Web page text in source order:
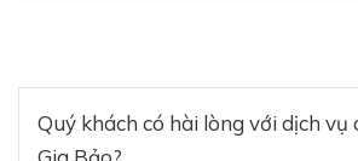
Một trong những điểm nhận
của Panerai chính là phần cạnh
Quý khách có hài lòng với dịch vụ